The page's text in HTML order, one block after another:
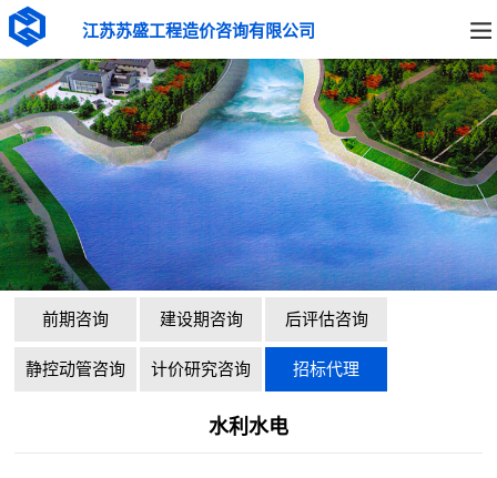
江苏苏盛工程造价咨询有限公司
前期咨询 建设期咨询 后评估咨询
静控动管咨询 计价研究咨询 招标代理
水利水电